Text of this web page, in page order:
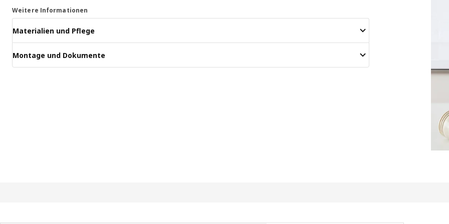
Weitere Informationen
Materialien und Pflege
Montage und Dokumente